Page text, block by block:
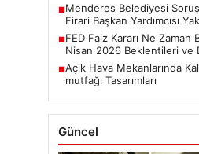
■Menderes Belediyesi
Firari Başkan Yardımcısı
■FED Faiz Kararı Ne Zaman
Nisan 2026 Beklentileri ve
■Açık Hava Mekanlarında
mutfağı Tasarımları
Güncel